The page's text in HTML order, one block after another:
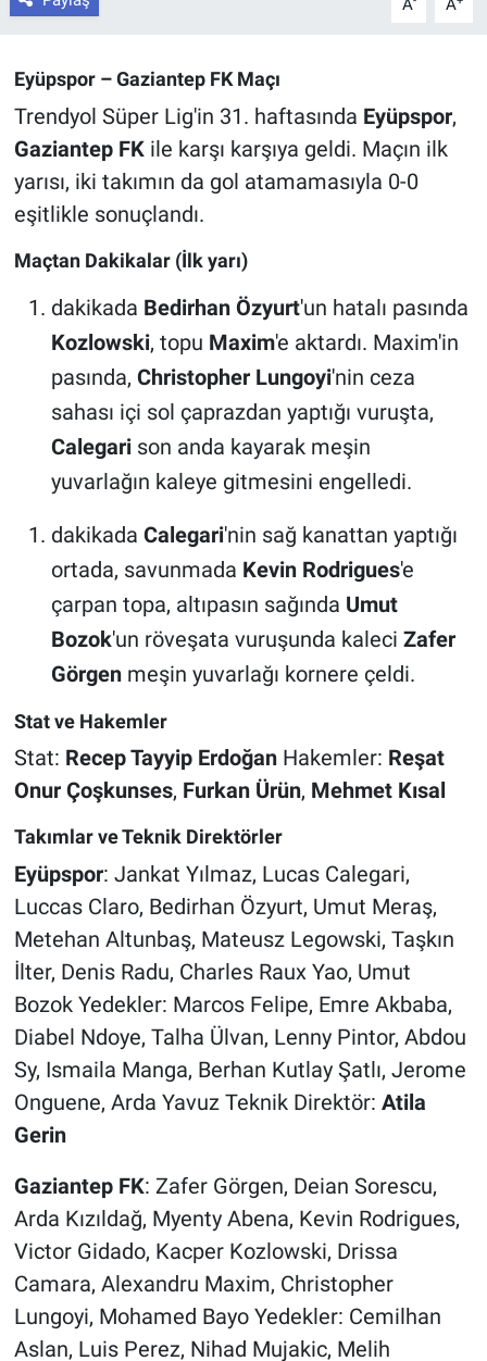
A A
Eyüpspor – Gaziantep FK Maçı
Trendyol Süper Lig'in 31. haftasında Eyüpspor,
Gaziantep FKile karşı karşıya geldi. Maçın ilk
yarısı, iki takımın da gol atamamasıyla 0-0
eşitlikle sonuçlandı.
Maçtan Dakikalar (İlk yarı)
dakikada Bedirhan Özyurt'un hatalı pasında
Kozlowski, topu Maxim'e aktardı. Maxim'in
pasında, Christopher Lungoyi'nin ceza
sahası içi sol çaprazdan yaptığı vuruşta,
Calegarison anda kayarak meşin
yuvarlağın kaleye gitmesini engelledi.
dakikada Calegari'nin sağ kanattan yaptığı
ortada, savunmada Kevin Rodrigues'e
çarpan topa, altıpasın sağında Umut
Bozok'un röveşata vuruşunda kaleci Zafer
Görgenmeşin yuvarlağı kornere çeldi.
Stat ve Hakemler
Stat: Recep Tayyip ErdoğanHakemler: Reşat
Onur Çoşkunses, Furkan Ürün, Mehmet Kısal
Takımlar ve Teknik Direktörler
Eyüpspor: Jankat Yılmaz, Lucas Calegari,
Luccas Claro, Bedirhan Özyurt, Umut Meraş,
Metehan Altunbaş, Mateusz Legowski, Taşkın
İlter, Denis Radu, Charles Raux Yao, Umut
Bozok Yedekler: Marcos Felipe, Emre Akbaba,
Diabel Ndoye, Talha Ülvan, Lenny Pintor, Abdou
Sy, Ismaila Manga, Berhan Kutlay Şatlı, Jerome
Onguene, Arda Yavuz Teknik Direktör: Atila
Gerin
Gaziantep FK: Zafer Görgen, Deian Sorescu,
Arda Kızıldağ, Myenty Abena, Kevin Rodrigues,
Victor Gidado, Kacper Kozlowski, Drissa
Camara, Alexandru Maxim, Christopher
Lungoyi, Mohamed Bayo Yedekler: Cemilhan
Aslan, Luis Perez, Nihad Mujakic, Melih